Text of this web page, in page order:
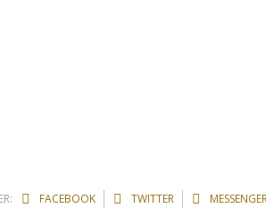
FACEBOOK TWITTER